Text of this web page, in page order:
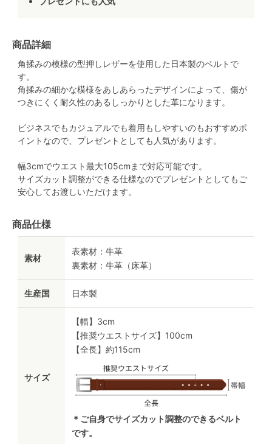
商品詳細
角揉みの模様の型押しレザーを使用した日本製のベルトで
す。
角揉みの細かな模様をあしあらったデザインによって、傷が
つきにくく耐久性のあるしっかりとした革になります。
ビジネスでもカジュアルでも着用もしやすいのもおすすめポ
イントなので、プレゼントとしても人気があります。
幅3cmでウエスト最大105cmまで対応可能です。
サイズカット調整ができる仕様なのでプレゼントとしてもご
安心してお渡しいただけます。
商品仕様
素材
表素材：牛革
裏素材：牛革（床革）
生産国 日本製
サイズ
【幅】3cm
【推奨ウエストサイズ】100cm
【全長】約115cm
＊ご自身でサイズカット調整のできるベルト
です。